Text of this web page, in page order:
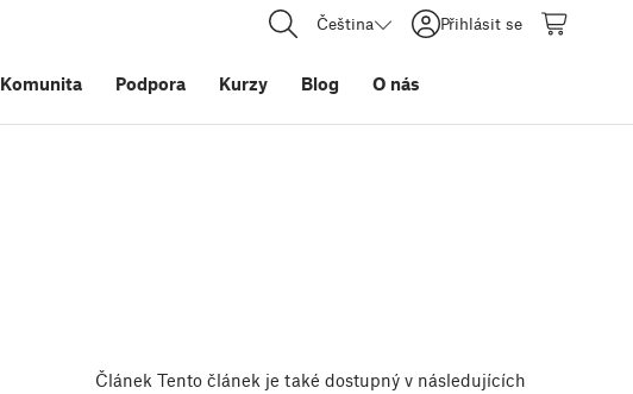
Čeština Přihlásit se
Komunita Podpora Kurzy Blog O nás
Článek Tento článek je také dostupný v následujících